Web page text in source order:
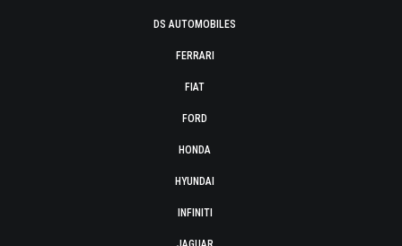
DS AUTOMOBILES
FERRARI
FIAT
FORD
HONDA
HYUNDAI
INFINITI